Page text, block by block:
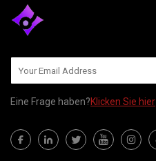
Eine Frage haben?Klicken Sie hier